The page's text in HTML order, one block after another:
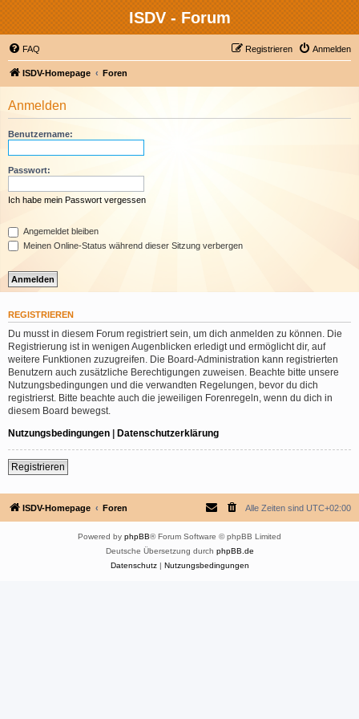
ISDV - Forum
FAQ Anmelden
Registrieren
ISDV-Homepage Foren
Anmelden
Benutzername:
Passwort:
Ich habe mein Passwort vergessen
Angemeldet bleiben
Meinen Online-Status während dieser Sitzung verbergen
REGISTRIEREN
Du musst in diesem Forum registriert sein, um dich anmelden zu können. Die
Registrierung ist in wenigen Augenblicken erledigt und ermöglicht dir, auf
weitere Funktionen zuzugreifen. Die Board-Administration kann registrierten
Benutzern auch zusätzliche Berechtigungen zuweisen. Beachte bitte unsere
Nutzungsbedingungen und die verwandten Regelungen, bevor du dich
registrierst. Bitte beachte auch die jeweiligen Forenregeln, wenn du dich in
diesem Board bewegst.
Nutzungsbedingungen | Datenschutzerklärung
Registrieren
ISDV-Homepage Foren Alle Zeiten sind UTC+02:00
Powered by phpBB® Forum Software © phpBB Limited
Deutsche Übersetzung durch phpBB.de
Datenschutz| Nutzungsbedingungen